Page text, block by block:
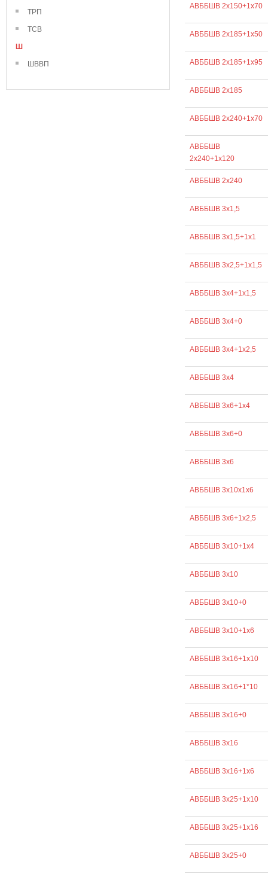
ТРП
ТСВ
Ш
ШВВП
АВББШВ 2х150+1х70
АВББШВ 2х185+1х50
АВББШВ 2х185+1х95
АВББШВ 2х185
АВББШВ 2х240+1х70
АВББШВ
2х240+1х120
АВББШВ 2х240
АВББШВ 3х1,5
АВББШВ 3х1,5+1х1
АВББШВ 3х2,5+1х1,5
АВББШВ 3х4+1х1,5
АВББШВ 3х4+0
АВББШВ 3х4+1х2,5
АВББШВ 3х4
АВББШВ 3х6+1х4
АВББШВ 3х6+0
АВББШВ 3х6
АВББШВ 3х10х1х6
АВББШВ 3х6+1х2,5
АВББШВ 3х10+1х4
АВББШВ 3х10
АВББШВ 3х10+0
АВББШВ 3х10+1х6
АВББШВ 3х16+1х10
АВББШВ 3х16+1*10
АВББШВ 3х16+0
АВББШВ 3х16
АВББШВ 3х16+1х6
АВББШВ 3х25+1х10
АВББШВ 3х25+1х16
АВББШВ 3х25+0